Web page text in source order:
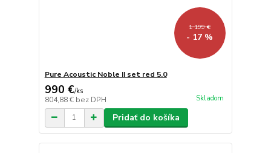
1 199 €
- 17 %
Pure Acoustic Noble II set red 5.0
990 €/ks
804,88 € bez DPH Skladom
Pridať do košíka